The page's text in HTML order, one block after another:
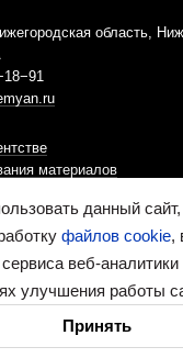
область,
материалов
использования
16+
данный
файлов cookie,
веб-
улучшения работы
Принять